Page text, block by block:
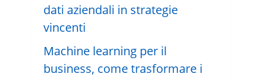
Machine learning per il
business, come trasformare i